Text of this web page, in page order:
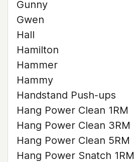
Gunny
Gwen
Hall
Hamilton
Hammer
Hammy
Handstand Push-ups
Hang Power Clean 1RM
Hang Power Clean 3RM
Hang Power Clean 5RM
Hang Power Snatch 1RM